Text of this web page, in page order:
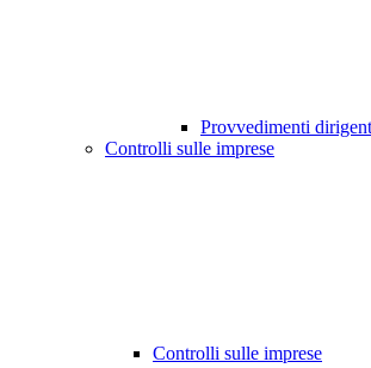
Provvedimenti
Controlli sulle imprese
Controlli sulle imprese